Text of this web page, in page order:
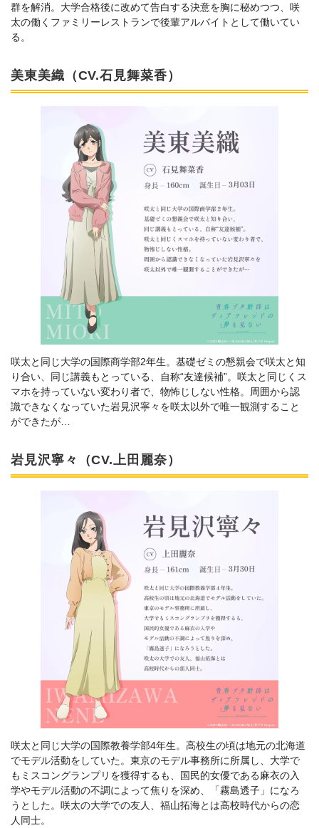
群を解消。大学合格後に改めて告白する決意を胸に秘めつつ、咲
太の働くファミリーレストランで後輩アルバイトとして働いてい
る。
美東美織（CV.石見舞菜香）
咲太と同じ大学の国際商学部2年生。基礎ゼミの懇親会で咲太と知
り合い、同じ講義もとっている、自称“友達候補”。咲太と同じくス
マホを持っていない変わり者で、物怖じしない性格。周囲から認
識できなくなっていた岩見沢寧々を咲太以外で唯一観測すること
ができたが…
岩見沢寧々（CV.上田麗奈）
咲太と同じ大学の国際教養学部4年生。高校生の頃は地元の北海道
でモデル活動をしていた。東京のモデル事務所に所属し、大学で
もミスコングランプリを獲得するも、国民的女優である麻衣の入
学やモデル活動の不調によって焦りを深め、「霧島透子」になろ
うとした。咲太の大学での友人、福山拓海とは高校時代からの恋
人同士。